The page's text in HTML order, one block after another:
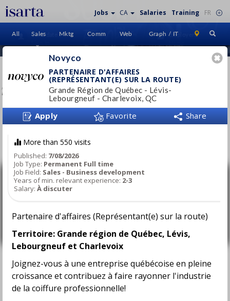
Jobs CA Salaries Training FR
Candidate
Employers
All Sales Mktg Comm Web Graph / IT
NOVY.CO
www.novyco.com/
Follow this employer
Partenaire d'affaires (Représentant(e)
sur la route)
Lebourgneuf - Charlevoix, QC
À discuter
ABOUT US
Fondée en 1993, Novyco s'est établie comme un chef
de file dans la distribution de produits et d'accessoires
Novyco
PARTENAIRE D'AFFAIRES
(REPRÉSENTANT(E) SUR LA ROUTE)
Grande Région de Québec - Lévis-
Lebourgneuf - Charlevoix, QC
Apply Favorite Share
More than 550 visits
Published: 7/08/2026
Job Type: Permanent Full time
Job Field: Sales - Business development
Years of min. relevant experience: 2-3
Salary: À discuter
Partenaire d'affaires (Représentant(e) sur la route)
Territoire: Grande région de Québec, Lévis,
Lebourgneuf et Charlevoix
Joignez-vous à une entreprise québécoise en pleine
croissance et contribuez à faire rayonner l'industrie
de la coiffure professionnelle!